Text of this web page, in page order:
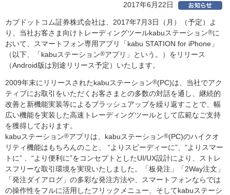
2017年6月22日
カブドットコム証券株式会社は、2017年7月3日（月）（予定）よ
り、当社お客さま向けトレーディングツールkabuステーション®に
おいて、スマートフォン専用アプリ「kabu STATION for iPhone」
（以下、「kabuステーション®アプリ」という。）をリリース
（Android版は別途リリース予定）いたします。
2009年末にリリースされたkabuステーション®(PC)は、当社でアク
ティブにお取引をいただくお客さまとの多数の対話を通し、継続的
改善と新機能実装等によるブラッシュアップを繰り返すことで、幅
広い機能を実装した高速トレーディングツールとして広範なご支持
を獲得しております。
kabuステーション®アプリは、kabuステーション®(PC)のハイクオ
リティ機能はもちろんのこと、 “よりスピーディーに”、“よりスマー
トに” 、“より便利に”をコンセプトとしたUI/UX設計により、ストレ
スフリーな取引環境を実現いたしました。「板発注」「2Way注文」
「発注ダイアログ」の多彩な発注方法や、スマートフォンならでは
の操作性をフルに活用したフリックメニュー、そしてkabuステーシ